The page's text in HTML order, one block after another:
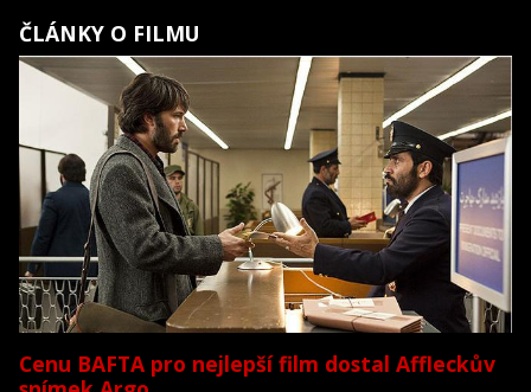
ČLÁNKY O FILMU
Cenu BAFTA pro nejlepší film dostal Affleckův